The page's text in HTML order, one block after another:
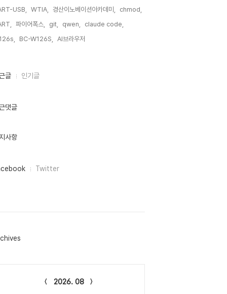
USB,
WTIA, 경산이노베이션아카데미,
chmod,
파이어폭스, git, qwen,
claude code,
BC-W126S, AI브라우저,
글 인기글
댓글
사항
Twitter
2026. 08